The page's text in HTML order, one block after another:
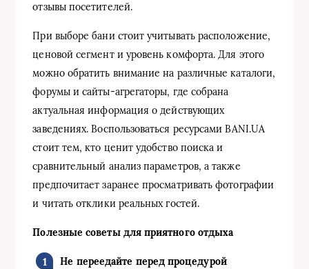
отзывы посетителей.
При выборе бани стоит учитывать расположение,
ценовой сегмент и уровень комфорта. Для этого
можно обратить внимание на различные каталоги,
форумы и сайты-агрегаторы, где собрана
актуальная информация о действующих
заведениях. Воспользоваться ресурсами BANI.UA
стоит тем, кто ценит удобство поиска и
сравнительный анализ параметров, а также
предпочитает заранее просматривать фотографии
и читать отклики реальных гостей.
Полезные советы для приятного отдыха
Не переедайте перед процедурой